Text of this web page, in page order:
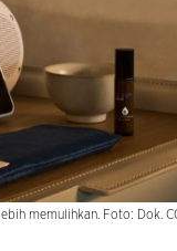
memulihkan. Foto: Dok.